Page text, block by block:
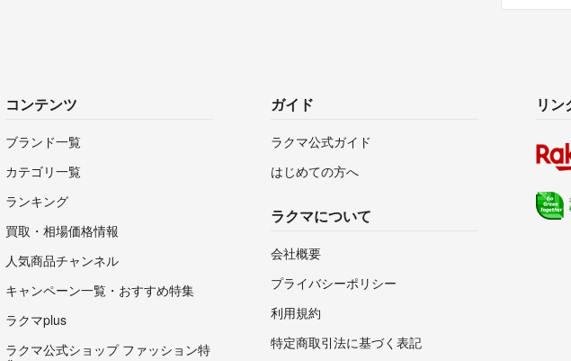
コンテンツ
ブランド一覧
カテゴリ一覧
ランキング
買取・相場価格情報
人気商品チャンネル
キャンペーン一覧・おすすめ特集
ラクマplus
ラクマ公式ショップ ファッション特
ガイド
ラクマ公式ガイド
はじめての方へ
ラクマについて
会社概要
プライバシーポリシー
利用規約
特定商取引法に基づく表記
リン